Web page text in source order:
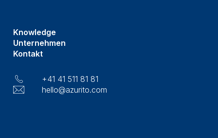
Knowledge
Unternehmen
Kontakt
+41 41 511 81 81
hello@azurito.com